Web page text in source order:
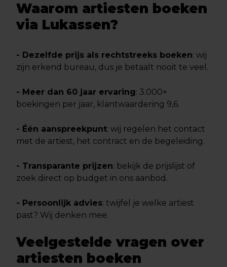
Waarom artiesten boeken
via Lukassen?
- Dezelfde prijs als rechtstreeks boeken: wij
zijn erkend bureau, dus je betaalt nooit te veel.
- Meer dan 60 jaar ervaring: 3.000+
boekingen per jaar, klantwaardering 9,6.
- Één aanspreekpunt: wij regelen het contact
met de artiest, het contract en de begeleiding.
- Transparante prijzen: bekijk de prijslijst of
zoek direct op budget in ons aanbod.
- Persoonlijk advies: twijfel je welke artiest
past? Wij denken mee.
Veelgestelde vragen over
artiesten boeken